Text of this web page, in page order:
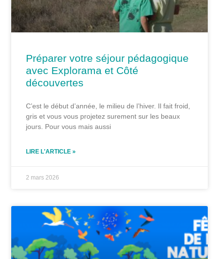
Préparer votre séjour pédagogique
avec Explorama et Côté
découvertes
C’est le début d’année, le milieu de l’hiver. Il fait froid,
gris et vous vous projetez surement sur les beaux
jours. Pour vous mais aussi
LIRE L'ARTICLE »
2 mars 2026